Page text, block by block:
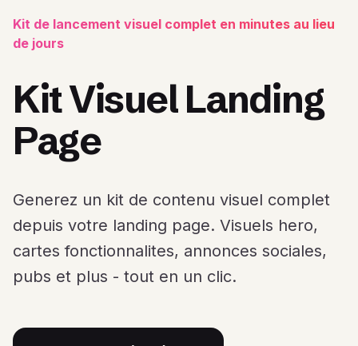
Kit de lancement visuel complet en minutes au lieu
de jours
Kit Visuel Landing
Page
Generez un kit de contenu visuel complet
depuis votre landing page. Visuels hero,
cartes fonctionnalites, annonces sociales,
pubs et plus - tout en un clic.